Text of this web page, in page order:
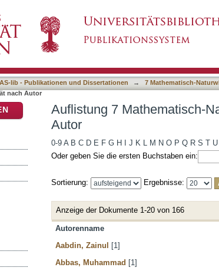
lib - Publikationen und Dissertationen → 7 Mathematisch-
nach Autor
Auflistung 7 Mathematisch-
Autor
0-9 A B C D E F G H J K L M N O P Q R S T U
Oder geben Sie die ersten Buchstaben ein:
Sortierung: Ergebnisse:
Anzeige der Dokumente 1-20 von 166
Autorenname
Aabdin, Zainul [1]
Abbas, Muhammad [1]